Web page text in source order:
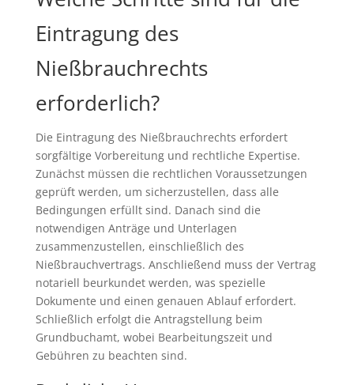
Eintragung des
Nießbrauchrechts
erforderlich?
Die Eintragung des Nießbrauchrechts erfordert
sorgfältige Vorbereitung und rechtliche Expertise.
Zunächst müssen die rechtlichen Voraussetzungen
geprüft werden, um sicherzustellen, dass alle
Bedingungen erfüllt sind. Danach sind die
notwendigen Anträge und Unterlagen
zusammenzustellen, einschließlich des
Nießbrauchvertrags. Anschließend muss der Vertrag
notariell beurkundet werden, was spezielle
Dokumente und einen genauen Ablauf erfordert.
Schließlich erfolgt die Antragstellung beim
Grundbuchamt, wobei Bearbeitungszeit und
Gebühren zu beachten sind.